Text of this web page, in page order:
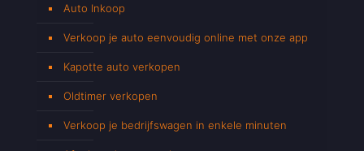
Auto Inkoop
Verkoop je auto eenvoudig online met onze app
Kapotte auto verkopen
Oldtimer verkopen
Verkoop je bedrijfswagen in enkele minuten